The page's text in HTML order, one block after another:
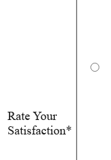
Rate Your
Satisfaction*